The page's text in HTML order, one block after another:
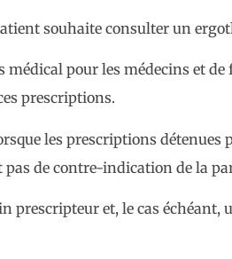
souhaite consulter un
pour les médecins et
prescriptions.
les prescriptions
de contre-indication de la
prescripteur et, le cas échéant,